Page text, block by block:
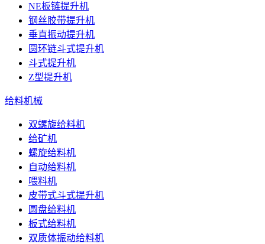
NE板链提升机
钢丝胶带提升机
垂直振动提升机
圆环链斗式提升机
斗式提升机
Z型提升机
给料机械
双螺旋给料机
给矿机
螺旋给料机
自动给料机
喂料机
皮带式斗式提升机
圆盘给料机
板式给料机
双质体振动给料机